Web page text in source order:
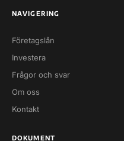
NAVIGERING
Företagslån
Investera
Frågor och svar
Om oss
Kontakt
DOKUMENT